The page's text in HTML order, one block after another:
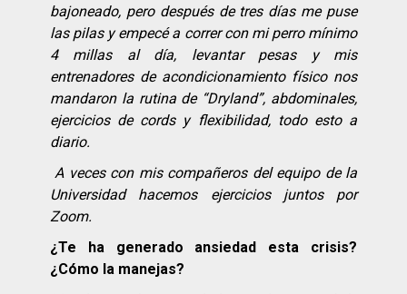
bajoneado, pero después de tres días me puse
las pilas y empecé a correr con mi perro mínimo
4 millas al día, levantar pesas y mis
entrenadores de acondicionamiento físico nos
mandaron la rutina de “Dryland”, abdominales,
ejercicios de cords y flexibilidad, todo esto a
diario.
A veces con mis compañeros del equipo de la
Universidad hacemos ejercicios juntos por
Zoom.
¿Te ha generado ansiedad esta crisis?
¿Cómo la manejas?